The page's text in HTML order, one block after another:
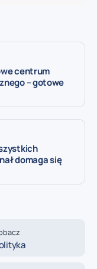
centrum
– gotowe
domaga się